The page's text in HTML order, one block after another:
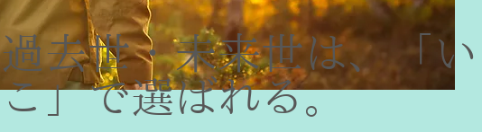
過去世・未来世は、「い
こ」で選ばれる。